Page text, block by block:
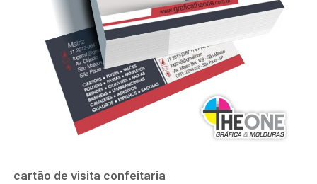
cartão de visita confeitaria